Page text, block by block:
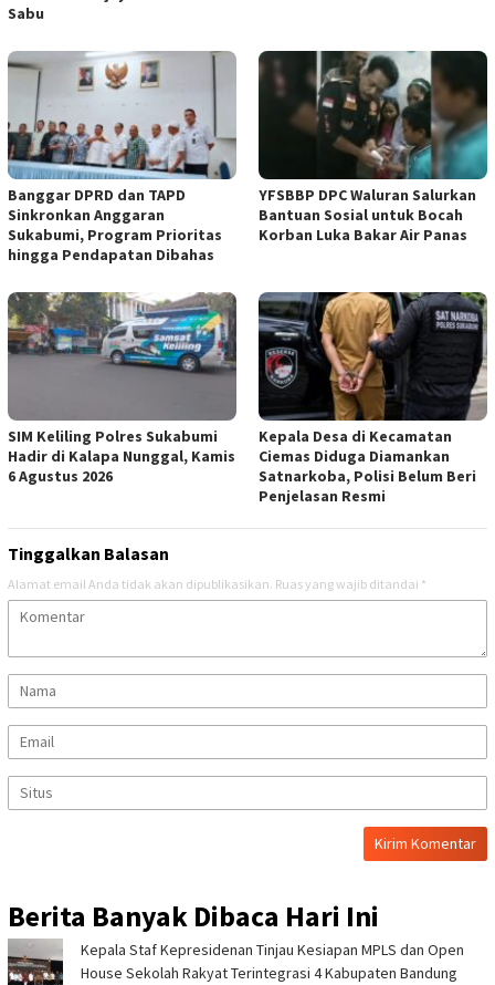
Sabu
Banggar DPRD dan TAPD
Sinkronkan Anggaran
Sukabumi, Program Prioritas
hingga Pendapatan Dibahas
YFSBBP DPC Waluran Salurkan
Bantuan Sosial untuk Bocah
Korban Luka Bakar Air Panas
SIM Keliling Polres Sukabumi
Hadir di Kalapa Nunggal, Kamis
6 Agustus 2026
Kepala Desa di Kecamatan
Ciemas Diduga Diamankan
Satnarkoba, Polisi Belum Beri
Penjelasan Resmi
Tinggalkan Balasan
Alamat email Anda tidak akan dipublikasikan. Ruas yang wajib ditandai *
Berita Banyak Dibaca Hari Ini
Kepala Staf Kepresidenan Tinjau Kesiapan MPLS dan Open
House Sekolah Rakyat Terintegrasi 4 Kabupaten Bandung